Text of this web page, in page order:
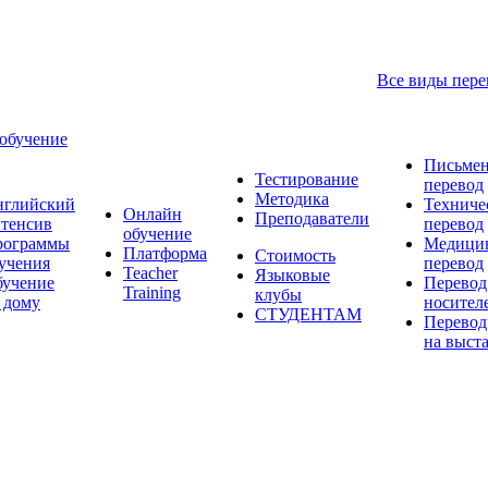
дому
Онлайн
обучение
Платформа
Teacher
Training
Тестирование
Методика
Преподаватели
Стоимость
Языковые
клубы
СТУДЕНТАМ
Все виды
перевод
перевод
перевод
Перевод
на